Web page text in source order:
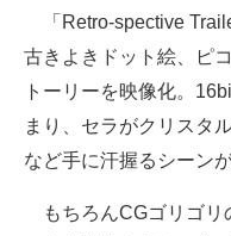
「Retro-spective
古きよきドット絵、ピ
トーリーを映像化。
まり、セラがクリスタ
など手に汗握るシーン
もちろんCGゴリゴリ